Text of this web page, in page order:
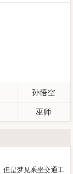
孙悟空
巫师
但是梦见乘坐交通工